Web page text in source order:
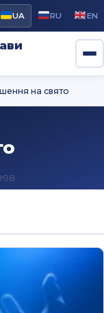
UA RU EN
на свято
98